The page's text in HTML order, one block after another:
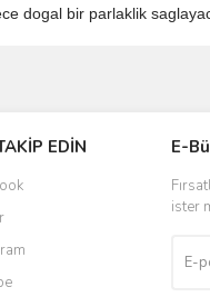
dogal bir parlaklik
EDİN E-
ister